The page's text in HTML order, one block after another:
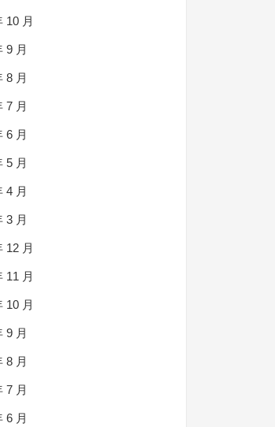
10 月
9 月
8 月
7 月
6 月
5 月
4 月
3 月
12 月
11 月
10 月
9 月
8 月
7 月
6 月